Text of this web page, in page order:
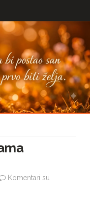
Komentari su